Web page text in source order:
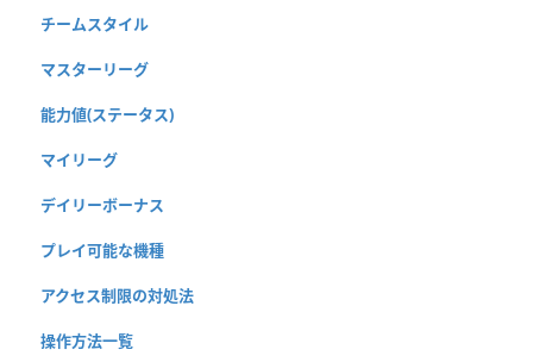
チームスタイル
マスターリーグ
能力値(ステータス)
マイリーグ
デイリーボーナス
プレイ可能な機種
アクセス制限の対処法
操作方法一覧